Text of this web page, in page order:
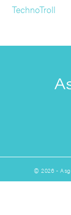
TechnoTroll
© 2026 -